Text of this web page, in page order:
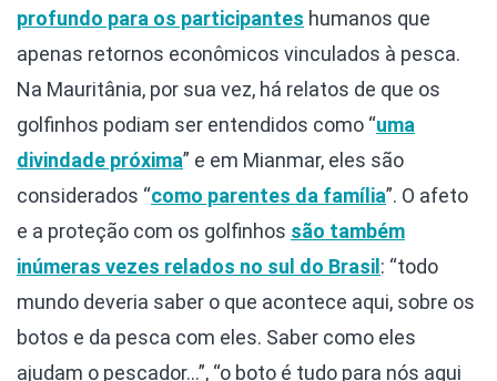
profundo para os participantes humanos que
apenas retornos econômicos vinculados à pesca.
Na Mauritânia, por sua vez, há relatos de que os
golfinhos podiam ser entendidos como “uma
divindade próxima” e em Mianmar, eles são
considerados “como parentes da família”. O afeto
e a proteção com os golfinhos são também
inúmeras vezes relados no sul do Brasil: “todo
mundo deveria saber o que acontece aqui, sobre os
botos e da pesca com eles. Saber como eles
ajudam o pescador…”, “o boto é tudo para nós aqui